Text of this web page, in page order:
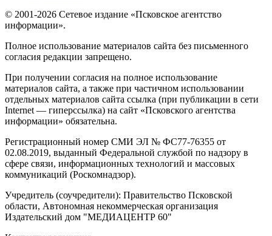
© 2001-2026 Сетевое издание «Псковское агентство
информации».
Полное использование материалов сайта без письменного
согласия редакции запрещено.
При получении согласия на полное использование
материалов сайта, а также при частичном использовании
отдельных материалов сайта ссылка (при публикации в сети
Internet — гиперссылка) на сайт «Псковского агентства
информации» обязательна.
Регистрационный номер СМИ ЭЛ № ФС77-76355 от
02.08.2019, выданный Федеральной службой по надзору в
сфере связи, информационных технологий и массовых
коммуникаций (Роскомнадзор).
Учредитель (соучредители): Правительство Псковской
области, Автономная некоммерческая организация
Издательский дом "МЕДИАЦЕНТР 60"